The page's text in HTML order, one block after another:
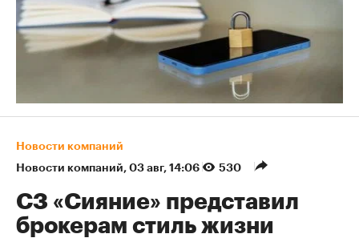
Новости компаний
Новости компаний⁠, 03 авг, 14:06 530
СЗ «Сияние» представил
брокерам стиль жизни